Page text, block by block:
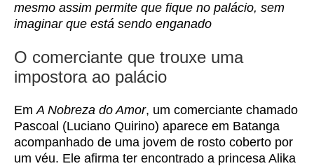
mesmo assim permite que fique no palácio, sem
imaginar que está sendo enganado
O comerciante que trouxe uma
impostora ao palácio
EmA Nobreza do Amor, um comerciante chamado
Pascoal (Luciano Quirino) aparece em Batanga
acompanhado de uma jovem de rosto coberto por
um véu. Ele afirma ter encontrado a princesa Alika